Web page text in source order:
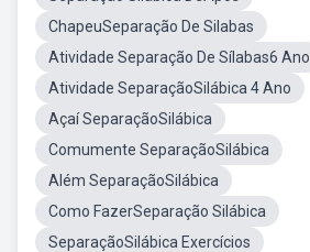
ChapeuSeparação De Silabas
Atividade Separação De Sílabas6 Ano
Atividade SeparaçãoSilábica 4 Ano
Açaí SeparaçãoSilábica
Comumente SeparaçãoSilábica
Além SeparaçãoSilábica
Como FazerSeparação Silábica
SeparaçãoSilábica Exercícios